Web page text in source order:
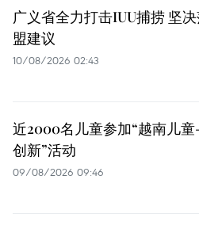
广义省全力打击IUU捕捞 坚
盟建议
10/08/2026 02:43
近2000名儿童参加“越南儿
创新”活动
09/08/2026 09:46